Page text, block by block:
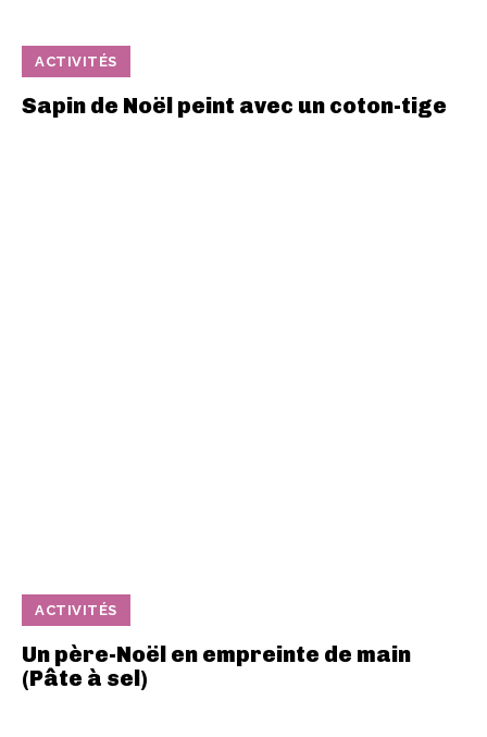
ACTIVITÉS
Sapin de Noël peint avec un coton-tige
ACTIVITÉS
Un père-Noël en empreinte de main
(Pâte à sel)